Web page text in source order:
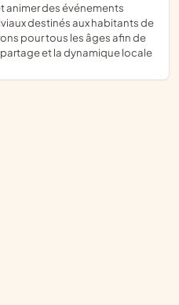
destinés aux habitants de
pour tous les âges afin de
et la dynamique locale